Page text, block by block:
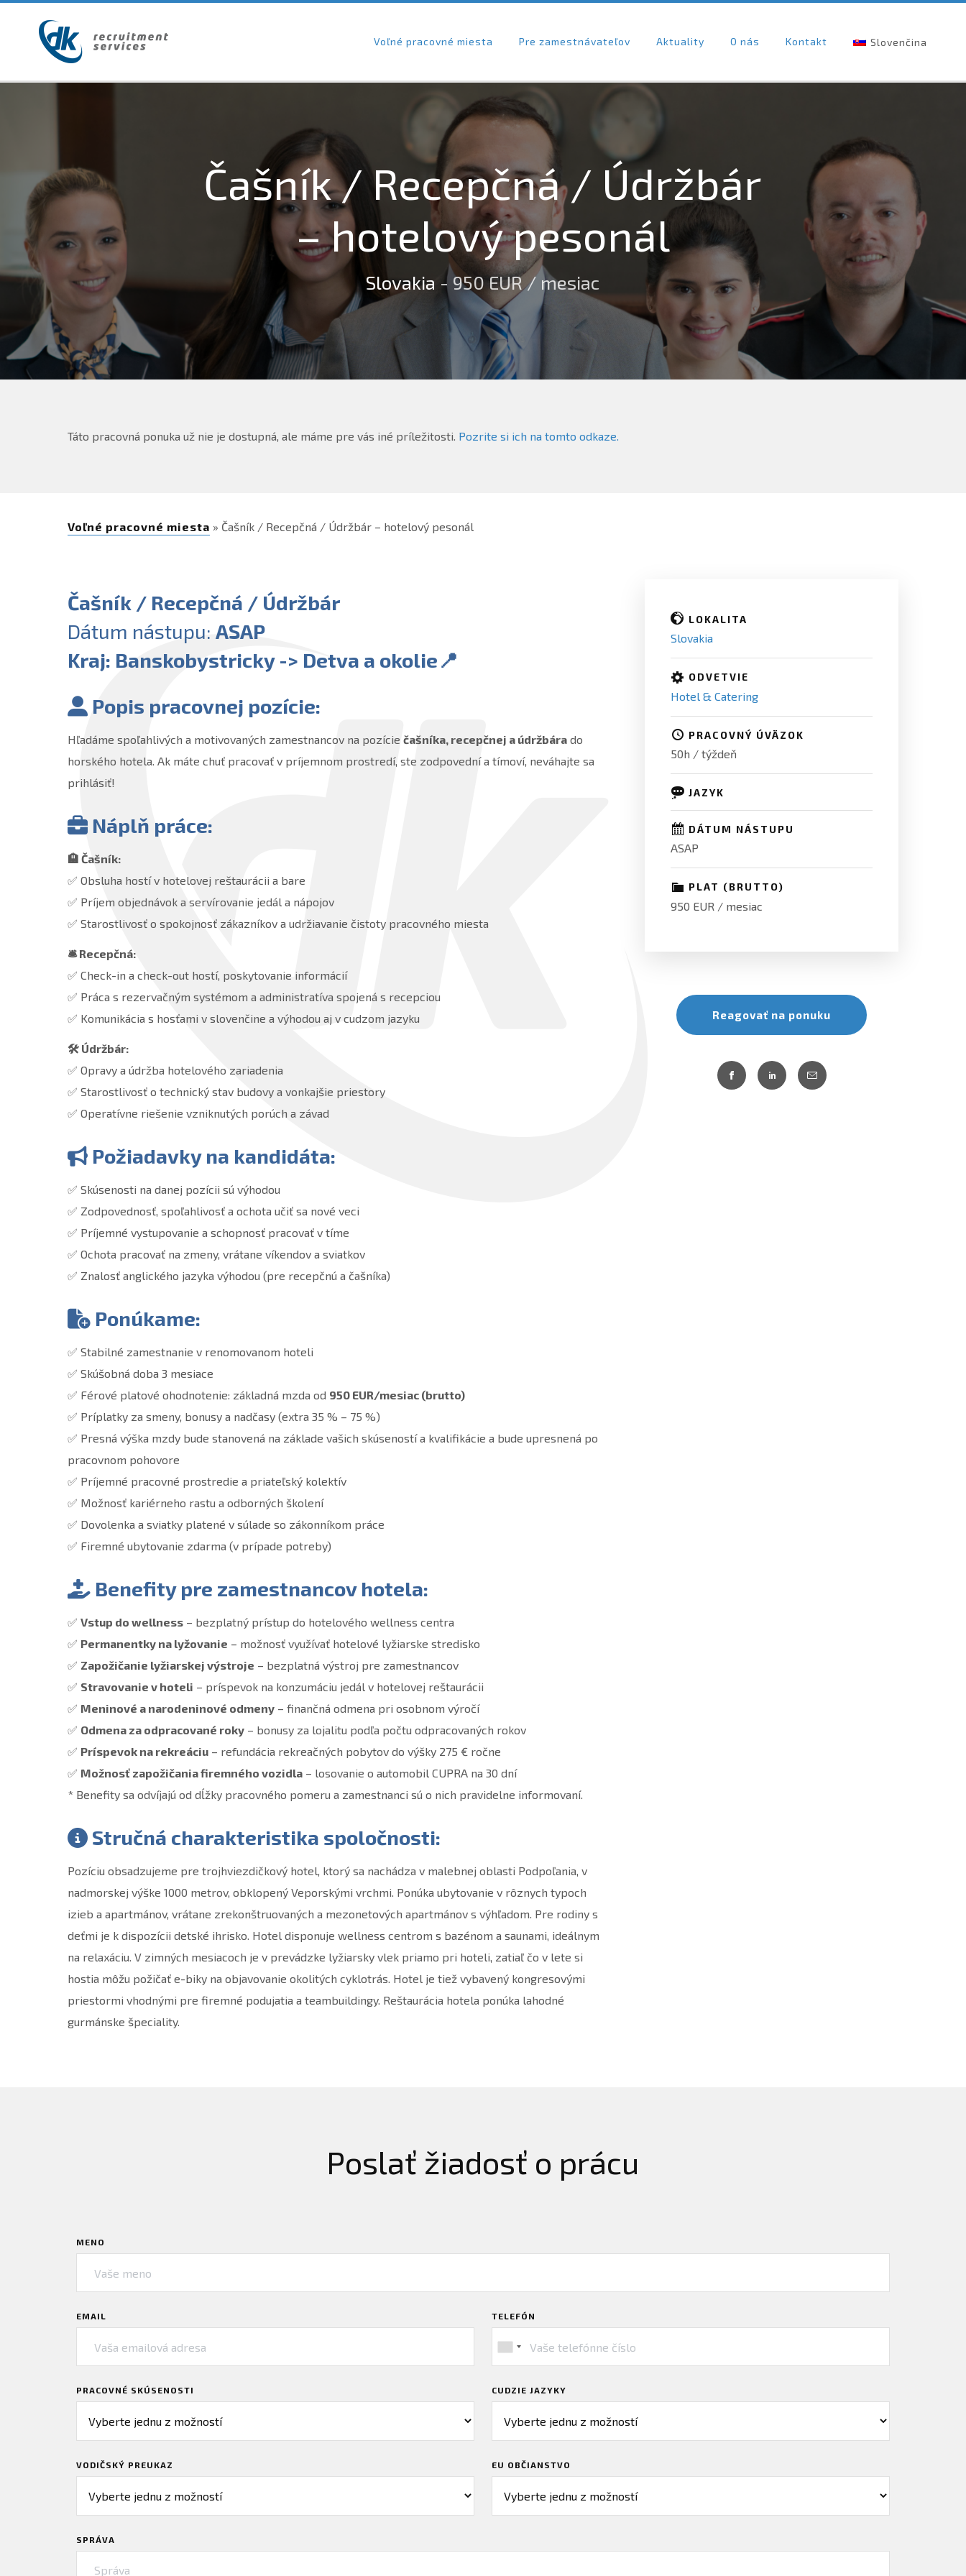
Voľné pracovné miesta Pre zamestnávateľov Aktuality O nás Kontakt Slovenčina
Čašník / Recepčná / Údržbár
– hotelový pesonál
Slovakia - 950 EUR / mesiac
Táto pracovná ponuka už nie je dostupná, ale máme pre vás iné príležitosti. Pozrite si ich na tomto odkaze.
Voľné pracovné miesta » Čašník / Recepčná / Údržbár – hotelový pesonál
Čašník / Recepčná / Údržbár
Dátum nástupu:ASAP
Kraj: Banskobystricky -> Detva a okolie📍
Popis pracovnej pozície:
Hľadáme spoľahlivých a motivovaných zamestnancov na pozíciečašníka, recepčnej a údržbára do
horského hotela. Ak máte chuť pracovať v príjemnom prostredí, ste zodpovední a tímoví, neváhajte sa
prihlásiť!
Náplň práce:
🏨 Čašník:
✅ Obsluha hostí v hotelovej reštaurácii a bare
✅ Príjem objednávok a servírovanie jedál a nápojov
✅ Starostlivosť o spokojnosť zákazníkov a udržiavanie čistoty pracovného miesta
🛎 Recepčná:
✅ Check-in a check-out hostí, poskytovanie informácií
✅ Práca s rezervačným systémom a administratíva spojená s recepciou
✅ Komunikácia s hosťami v slovenčine a výhodou aj v cudzom jazyku
🛠️ Údržbár:
✅ Opravy a údržba hotelového zariadenia
✅ Starostlivosť o technický stav budovy a vonkajšie priestory
✅ Operatívne riešenie vzniknutých porúch a závad
Požiadavky na kandidáta:
✅ Skúsenosti na danej pozícii sú výhodou
✅ Zodpovednosť, spoľahlivosť a ochota učiť sa nové veci
✅ Príjemné vystupovanie a schopnosť pracovať v tíme
✅ Ochota pracovať na zmeny, vrátane víkendov a sviatkov
✅ Znalosť anglického jazyka výhodou (pre recepčnú a čašníka)
Ponúkame:
✅ Stabilné zamestnanie v renomovanom hoteli
✅ Skúšobná doba 3 mesiace
✅ Férové platové ohodnotenie: základná mzda od 950 EUR/mesiac (brutto)
✅ Príplatky za smeny, bonusy a nadčasy (extra 35 % – 75 %)
✅ Presná výška mzdy bude stanovená na základe vašich skúseností a kvalifikácie a bude upresnená po
pracovnom pohovore
✅ Príjemné pracovné prostredie a priateľský kolektív
✅ Možnosť kariérneho rastu a odborných školení
✅ Dovolenka a sviatky platené v súlade so zákonníkom práce
✅ Firemné ubytovanie zdarma (v prípade potreby)
Benefity pre zamestnancov hotela:
✅Vstup do wellness – bezplatný prístup do hotelového wellness centra
✅ Permanentky na lyžovanie – možnosť využívať hotelové lyžiarske stredisko
✅ Zapožičanie lyžiarskej výstroje – bezplatná výstroj pre zamestnancov
✅ Stravovanie v hoteli – príspevok na konzumáciu jedál v hotelovej reštaurácii
✅ Meninové a narodeninové odmeny – finančná odmena pri osobnom výročí
✅ Odmena za odpracované roky – bonusy za lojalitu podľa počtu odpracovaných rokov
✅ Príspevok na rekreáciu – refundácia rekreačných pobytov do výšky 275 € ročne
✅ Možnosť zapožičania firemného vozidla – losovanie o automobil CUPRA na 30 dní
* Benefity sa odvíjajú od dĺžky pracovného pomeru a zamestnanci sú o nich pravidelne informovaní.
Stručná charakteristika spoločnosti:
Pozíciu obsadzujeme pre trojhviezdičkový hotel, ktorý sa nachádza v malebnej oblasti Podpoľania, v
nadmorskej výške 1000 metrov, obklopený Veporskými vrchmi. Ponúka ubytovanie v rôznych typoch
izieb a apartmánov, vrátane zrekonštruovaných a mezonetových apartmánov s výhľadom. Pre rodiny s
deťmi je k dispozícii detské ihrisko. Hotel disponuje wellness centrom s bazénom a saunami, ideálnym
na relaxáciu. V zimných mesiacoch je v prevádzke lyžiarsky vlek priamo pri hoteli, zatiaľ čo v lete si
hostia môžu požičať e-biky na objavovanie okolitých cyklotrás. Hotel je tiež vybavený kongresovými
priestormi vhodnými pre firemné podujatia a teambuildingy. Reštaurácia hotela ponúka lahodné
gurmánske špeciality.
LOKALITA
Slovakia
ODVETVIE
Hotel & Catering
PRACOVNÝ ÚVÄZOK
50h / týždeň
JAZYK
DÁTUM NÁSTUPU
ASAP
PLAT (BRUTTO)
950 EUR / mesiac
Reagovať na ponuku
Poslať žiadosť o prácu
MENO
EMAIL TELEFÓN
PRACOVNÉ SKÚSENOSTI CUDZIE JAZYKY
VODIČSKÝ PREUKAZ EU OBČIANSTVO
SPRÁVA